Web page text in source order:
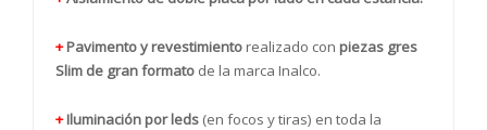
+Pavimento y revestimientorealizado con piezas gres
Slim de gran formato de la marca Inalco.
+Iluminación por leds (en focos y tiras) en toda la